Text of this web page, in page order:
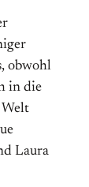
obwohl
in die
Welt
Laura